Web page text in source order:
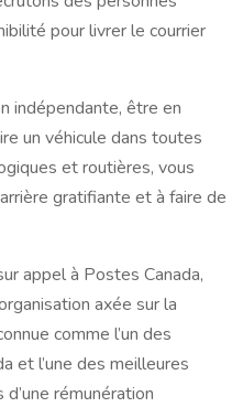
pour livrer le courrier
indépendante, être en
un véhicule dans toutes
et routières, vous
gratifiante et à faire de
appel à Postes Canada,
axée sur la
comme l’un des
et l’une des meilleures
rémunération